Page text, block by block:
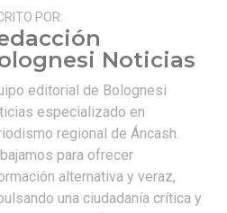
POR:
Noticias
editorial de Bolognesi
especializado en
regional de Áncash.
para ofrecer
alternativa y veraz,
una ciudadanía crítica y